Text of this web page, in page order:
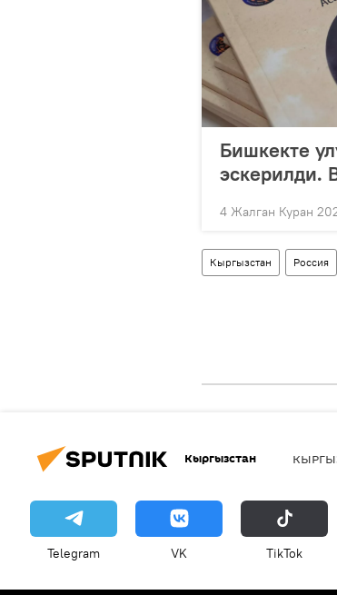
Бишкекте
эскерилди.
4 Жалган Куран
Кыргызстан Россия
Кыргызстан
Telegram VK ТikТоk